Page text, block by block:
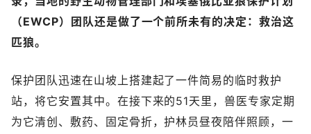
（EWCP）团队还是做了一个前所未有的决定：救治这
匹狼。
保护团队迅速在山坡上搭建起了一件简易的临时救护
站，将它安置其中。在接下来的51天里，兽医专家定期
为它清创、敷药、固定骨折，护林员昼夜陪伴照顾，一